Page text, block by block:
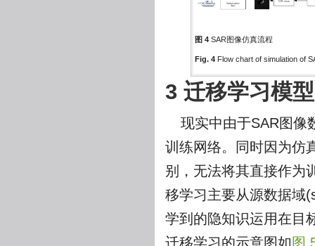
图 4 SAR图像仿真流程
Fig. 4 Flow chart of simulation of
3 迁移学习模型
现实中由于SAR图像
训练网络。同时因为仿
别，无法将其直接作为
移学习主要从源数据域
学到的隐知识运用在目
迁移学习的示意图如 图